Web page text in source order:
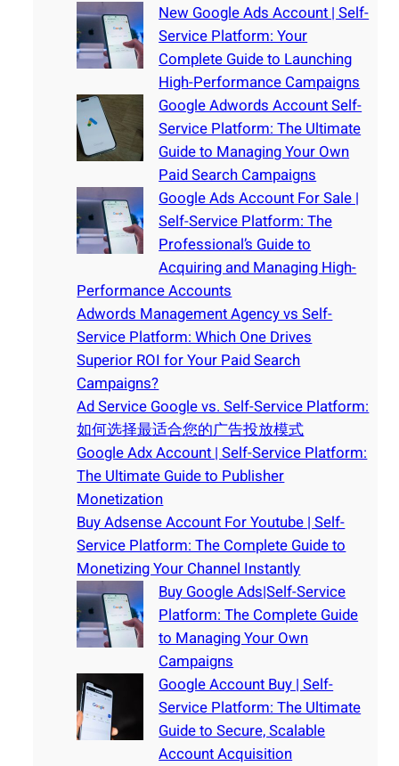
New Google Ads Account | Self-
Service Platform: Your
Complete Guide to Launching
High-Performance Campaigns
Google Adwords Account Self-
Service Platform: The Ultimate
Guide to Managing Your Own
Paid Search Campaigns
Google Ads Account For Sale |
Self-Service Platform: The
Professional’s Guide to
Acquiring and Managing High-
Performance Accounts
Adwords Management Agency vs Self-
Service Platform: Which One Drives
Superior ROI for Your Paid Search
Campaigns?
Ad Service Google vs. Self-Service Platform:
如何选择最适合您的广告投放模式
Google Adx Account | Self-Service Platform:
The Ultimate Guide to Publisher
Monetization
Buy Adsense Account For Youtube | Self-
Service Platform: The Complete Guide to
Monetizing Your Channel Instantly
Buy Google Ads|Self-Service
Platform: The Complete Guide
to Managing Your Own
Campaigns
Google Account Buy | Self-
Service Platform: The Ultimate
Guide to Secure, Scalable
Account Acquisition